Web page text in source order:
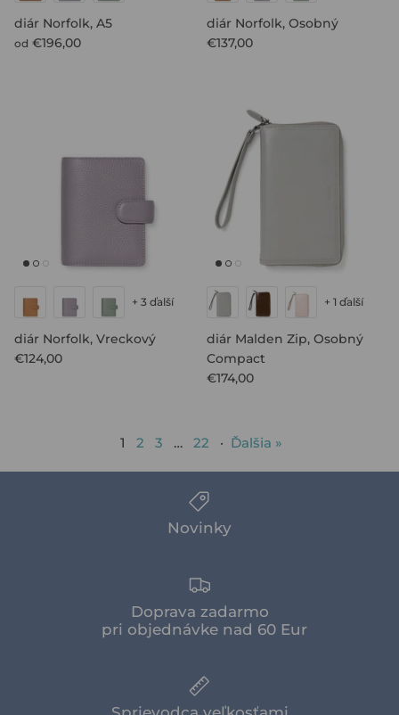
diár Norfolk, A5
od €196,00
diár Norfolk, Osobný
€137,00
diár Norfolk, Vreckový
€124,00
+ 3 ďalší
diár Malden Zip, Osobný
Compact
€174,00
+ 1 ďalší
1 2 3 … 22 · Ďalšia »
Novinky
Doprava zadarmo
pri objednávke nad 60 Eur